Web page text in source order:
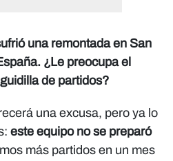
una remontada en San
¿Le preocupa el
de partidos?​​​​​​
una excusa, pero ya lo
este equipo no se preparó
más partidos en un mes